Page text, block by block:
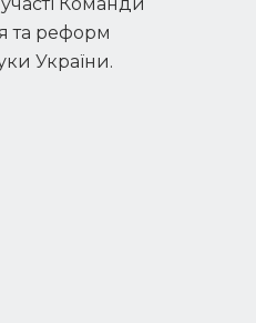
та реформ
України.